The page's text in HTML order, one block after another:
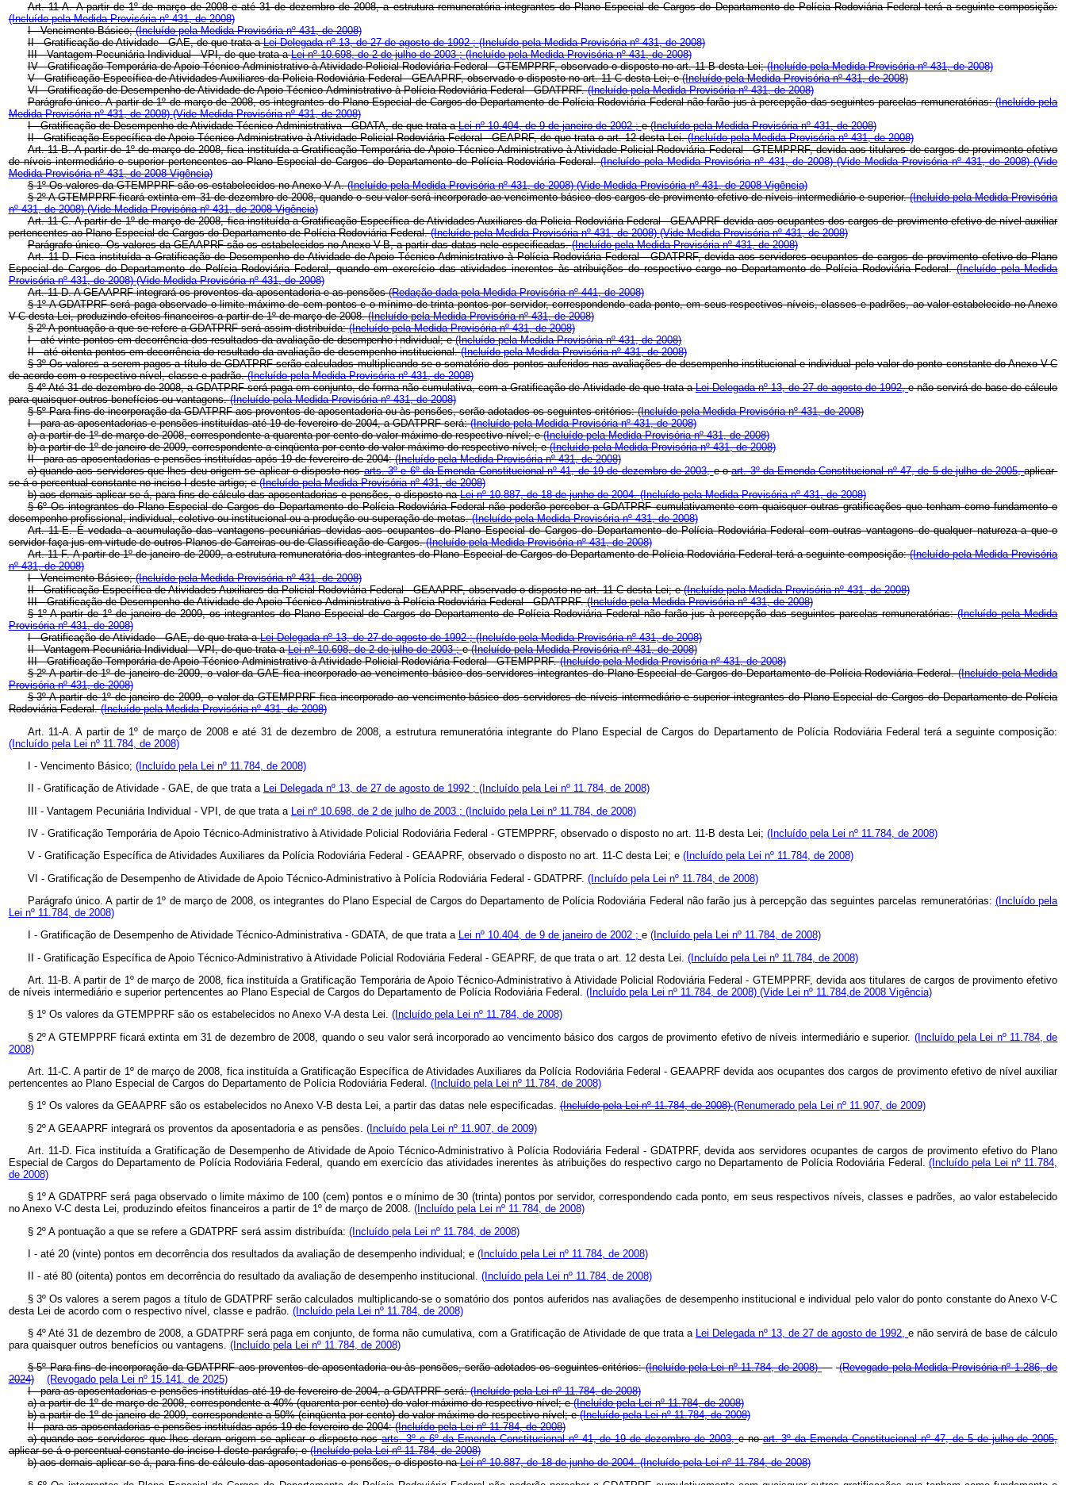
Art. 11-A.A partir de 1º de março de 2008 e até 31 de dezembro de 2008, a estrutura remuneratória integrantes do Plano Especial de Cargos do Departamento de Polícia Rodoviária Federal terá a seguinte composição:
(Incluído pela Medida Provisória nº 431, de 2008)
I - Vencimento Básico;(Incluído pela Medida Provisória nº 431, de 2008)
II - Gratificação de Atividade - GAE, de que trata aLei Delegada nº 13, de 27 de agosto de 1992 ;(Incluído pela Medida Provisória nº 431, de 2008)
III - Vantagem Pecuniária Individual - VPI, de que trata aLei nº 10.698, de 2 de julho de 2003 ;(Incluído pela Medida Provisória nº 431, de 2008)
IV - Gratificação Temporária de Apoio Técnico-Administrativo à Atividade Policial Rodoviária Federal - GTEMPPRF, observado o disposto no art. 11-B desta Lei;(Incluído pela Medida Provisória nº 431, de 2008)
V - Gratificação Específica de Atividades Auxiliares da Policia Rodoviária Federal - GEAAPRF, observado o disposto no art. 11-C desta Lei; e(Incluído pela Medida Provisória nº 431, de 2008)
VI - Gratificação de Desempenho de Atividade de Apoio Técnico-Administrativo à Polícia Rodoviária Federal - GDATPRF.(Incluído pela Medida Provisória nº 431, de 2008)
Parágrafo único. A partir de 1º de março de 2008, os integrantes do Plano Especial de Cargos do Departamento de Polícia Rodoviária Federal não farão jus à percepção das seguintes parcelas remuneratórias:(Incluído pela
Medida Provisória nº 431, de 2008)(Vide Medida Provisória nº 431, de 2008)
I - Gratificação de Desempenho de Atividade Técnico-Administrativa - GDATA, de que trata aLei nº 10.404, de 9 de janeiro de 2002 ;e(Incluído pela Medida Provisória nº 431, de 2008)
II - Gratificação Específica de Apoio Técnico-Administrativo à Atividade Policial Rodoviária Federal - GEAPRF, de que trata o art. 12 desta Lei.(Incluído pela Medida Provisória nº 431, de 2008)
Art. 11-B.A partir de 1º de março de 2008, fica instituída a Gratificação Temporária de Apoio Técnico-Administrativo à Atividade Policial Rodoviária Federal - GTEMPPRF, devida aos titulares de cargos de provimento efetivo
de níveis intermediário e superior pertencentes ao Plano Especial de Cargos do Departamento de Polícia Rodoviária Federal.(Incluído pela Medida Provisória nº 431, de 2008)(Vide Medida Provisória nº 431, de 2008)(Vide
Medida Provisória nº 431, de 2008 Vigência)
§ 1º Os valores da GTEMPPRF são os estabelecidos no Anexo V-A.(Incluído pela Medida Provisória nº 431, de 2008)(Vide Medida Provisória nº 431, de 2008 Vigência)
§ 2º A GTEMPPRF ficará extinta em 31 de dezembro de 2008, quando o seu valor será incorporado ao vencimento básico dos cargos de provimento efetivo de níveis intermediário e superior.(Incluído pela Medida Provisória
nº 431, de 2008)(Vide Medida Provisória nº 431, de 2008 Vigência)
Art. 11-C.A partir de 1º de março de 2008, fica instituída a Gratificação Específica de Atividades Auxiliares da Policia Rodoviária Federal - GEAAPRF devida aos ocupantes dos cargos de provimento efetivo de nível auxiliar
pertencentes ao Plano Especial de Cargos do Departamento de Polícia Rodoviária Federal.(Incluído pela Medida Provisória nº 431, de 2008)(Vide Medida Provisória nº 431, de 2008)
Parágrafo único. Os valores da GEAAPRF são os estabelecidos no Anexo V-B, a partir das datas nele especificadas.(Incluído pela Medida Provisória nº 431, de 2008)
Art. 11-D.Fica instituída a Gratificação de Desempenho de Atividade de Apoio Técnico-Administrativo à Polícia Rodoviária Federal - GDATPRF, devida aos servidores ocupantes de cargos de provimento efetivo do Plano
Especial de Cargos do Departamento de Polícia Rodoviária Federal, quando em exercício das atividades inerentes às atribuições do respectivo cargo no Departamento de Polícia Rodoviária Federal.(Incluído pela Medida
Provisória nº 431, de 2008)(Vide Medida Provisória nº 431, de 2008)
Art. 11-D. A GEAAPRF integrará os proventos da aposentadoria e as pensões(Redação dada pela Medida Provisória nº 441, de 2008)
§ 1º A GDATPRF será paga observado o limite máximo de cem pontos e o mínimo de trinta pontos por servidor, correspondendo cada ponto, em seus respectivos níveis, classes e padrões, ao valor estabelecido no Anexo
V-C desta Lei, produzindo efeitos financeiros a partir de 1º de março de 2008.(Incluído pela Medida Provisória nº 431, de 2008)
§ 2º A pontuação a que se refere a GDATPRF será assim distribuída:(Incluído pela Medida Provisória nº 431, de 2008)
I - até vinte pontos em decorrência dos resultados da avaliação dedesempenho individual; e(Incluído pela Medida Provisória nº 431, de 2008)
II - até oitenta pontos em decorrência do resultado da avaliação de desempenho institucional.(Incluído pela Medida Provisória nº 431, de 2008)
§ 3º Os valores a serem pagos a título de GDATPRF serão calculados multiplicando-se o somatório dos pontos auferidos nas avaliações de desempenho institucional e individual pelo valor do ponto constante do Anexo V-C
de acordo com o respectivo nível, classe e padrão.(Incluído pela Medida Provisória nº 431, de 2008)
§ 4º Até 31 de dezembro de 2008, a GDATPRF será paga em conjunto, de forma não cumulativa, com a Gratificação de Atividade de que trata aLei Delegada nº 13, de 27 de agosto de 1992,e não servirá de base de cálculo
para quaisquer outros benefícios ou vantagens.(Incluído pela Medida Provisória nº 431, de 2008)
§ 5º Para fins de incorporação da GDATPRF aos proventos de aposentadoria ou às pensões, serão adotados os seguintes critérios:(Incluído pela Medida Provisória nº 431, de 2008)
I - para as aposentadorias e pensões instituídas até 19 de fevereiro de 2004, a GDATPRF será:(Incluído pela Medida Provisória nº 431, de 2008)
a) a partir de 1º de março de 2008, correspondente a quarenta por cento do valor máximo do respectivo nível; e(Incluído pela Medida Provisória nº 431, de 2008)
b) a partir de 1º de janeiro de 2009, correspondente a cinqüenta por cento do valor máximo do respectivo nível; e(Incluído pela Medida Provisória nº 431, de 2008)
II - para as aposentadorias e pensões instituídas após 19 de fevereiro de 2004:(Incluído pela Medida Provisória nº 431, de 2008)
a) quando aos servidores que lhes deu origem se aplicar o disposto nosarts. 3º e 6º da Emenda Constitucional nº 41, de 19 de dezembro de 2003,e oart. 3º da Emenda Constitucional nº 47, de 5 de julho de 2005,aplicar-
se-á o percentual constante no inciso I deste artigo; e(Incluído pela Medida Provisória nº 431, de 2008)
b) aos demais aplicar-se-á, para fins de cálculo das aposentadorias e pensões, o disposto naLei nº 10.887, de 18 de junho de 2004.(Incluído pela Medida Provisória nº 431, de 2008)
§ 6º Os integrantes do Plano Especial de Cargos do Departamento de Polícia Rodoviária Federal não poderão perceber a GDATPRF cumulativamente com quaisquer outras gratificações que tenham como fundamento o
desempenho profissional, individual, coletivo ou institucional ou a produção ou superação de metas.(Incluído pela Medida Provisória nº 431, de 2008)
Art. 11-E.É vedada a acumulação das vantagens pecuniárias devidas aos ocupantes do Plano Especial de Cargos do Departamento de Polícia Rodoviária Federal com outras vantagens de qualquer natureza a que o
servidor faça jus em virtude de outros Planos de Carreiras ou de Classificação de Cargos.(Incluído pela Medida Provisória nº 431, de 2008)
Art. 11-F.A partir de 1º de janeiro de 2009, a estrutura remuneratória dos integrantes do Plano Especial de Cargos do Departamento de Polícia Rodoviária Federal terá a seguinte composição:(Incluído pela Medida Provisória
nº 431, de 2008)
I - Vencimento Básico;(Incluído pela Medida Provisória nº 431, de 2008)
II - Gratificação Específica de Atividades Auxiliares da Policial Rodoviária Federal - GEAAPRF, observado o disposto no art. 11-C desta Lei; e(Incluído pela Medida Provisória nº 431, de 2008)
III - Gratificação de Desempenho de Atividade de Apoio Técnico-Administrativo à Polícia Rodoviária Federal - GDATPRF.(Incluído pela Medida Provisória nº 431, de 2008)
§ 1º A partir de 1º de janeiro de 2009, os integrantes do Plano Especial de Cargos do Departamento de Polícia Rodoviária Federal não farão jus à percepção das seguintes parcelas remuneratórias:(Incluído pela Medida
Provisória nº 431, de 2008)
I - Gratificação de Atividade - GAE, de que trata aLei Delegada nº 13, de 27 de agosto de 1992 ;(Incluído pela Medida Provisória nº 431, de 2008)
II - Vantagem Pecuniária Individual - VPI, de que trata aLei nº 10.698, de 2 de julho de 2003 ;e(Incluído pela Medida Provisória nº 431, de 2008)
III - Gratificação Temporária de Apoio Técnico-Administrativo à Atividade Policial Rodoviária Federal - GTEMPPRF.(Incluído pela Medida Provisória nº 431, de 2008)
§ 2º A partir de 1º de janeiro de 2009, o valor da GAE fica incorporado ao vencimento básico dos servidores integrantes do Plano Especial de Cargos do Departamento de Polícia Rodoviária Federal.(Incluído pela Medida
Provisória nº 431, de 2008)
§ 3º A partir de 1º de janeiro de 2009, o valor da GTEMPPRF fica incorporado ao vencimento básico dos servidores de níveis intermediário e superior integrantes do Plano Especial de Cargos do Departamento de Polícia
Rodoviária Federal.(Incluído pela Medida Provisória nº 431, de 2008)
Art. 11-A. A partir de 1º de março de 2008 e até 31 de dezembro de 2008, a estrutura remuneratória integrante do Plano Especial de Cargos do Departamento de Polícia Rodoviária Federal terá a seguinte composição:
(Incluído pela Lei nº 11.784, de 2008)
I - Vencimento Básico; (Incluído pela Lei nº 11.784, de 2008)
II - Gratificação de Atividade - GAE, de que trata a Lei Delegada nº 13, de 27 de agosto de 1992 ; (Incluído pela Lei nº 11.784, de 2008)
III - Vantagem Pecuniária Individual - VPI, de que trata a
Lei nº 10.698, de 2 de julho de 2003 ; (Incluído pela Lei nº 11.784, de 2008)
IV - Gratificação Temporária de Apoio Técnico-Administrativo à Atividade Policial Rodoviária Federal - GTEMPPRF, observado o disposto no art. 11-B desta Lei; (Incluído pela Lei nº 11.784, de 2008)
V - Gratificação Específica de Atividades Auxiliares da Polícia Rodoviária Federal - GEAAPRF, observado o disposto no art. 11-C desta Lei; e (Incluído pela Lei nº 11.784, de 2008)
VI - Gratificação de Desempenho de Atividade de Apoio Técnico-Administrativo à Polícia Rodoviária Federal - GDATPRF. (Incluído pela Lei nº 11.784, de 2008)
Parágrafo único. A partir de 1º de março de 2008, os integrantes do Plano Especial de Cargos do Departamento de Polícia Rodoviária Federal não farão jus à percepção das seguintes parcelas remuneratórias:(Incluído pela
Lei nº 11.784, de 2008)
I - Gratificação de Desempenho de Atividade Técnico-Administrativa - GDATA, de que trata a Lei nº 10.404, de 9 de janeiro de 2002 ; e (Incluído pela Lei nº 11.784, de 2008)
II - Gratificação Específica de Apoio Técnico-Administrativo à Atividade Policial Rodoviária Federal - GEAPRF, de que trata o art. 12 desta Lei. (Incluído pela Lei nº 11.784, de 2008)
Art. 11-B. A partir de 1º de março de 2008, fica instituída a Gratificação Temporária de Apoio Técnico-Administrativo à Atividade Policial Rodoviária Federal - GTEMPPRF, devida aos titulares de cargos de provimento efetivo
de níveis intermediário e superior pertencentes ao Plano Especial de Cargos do Departamento de Polícia Rodoviária Federal. (Incluído pela Lei nº 11.784, de 2008) (Vide Lei nº 11.784,de 2008 Vigência)
§ 1º Os valores da GTEMPPRF são os estabelecidos no Anexo V-A desta Lei. (Incluído pela Lei nº 11.784, de 2008)
§ 2º A GTEMPPRF ficará extinta em 31 de dezembro de 2008, quando o seu valor será incorporado ao vencimento básico dos cargos de provimento efetivo de níveis intermediárioe superior. (Incluído pela Lei nº 11.784, de
2008)
Art. 11-C. A partir de 1º de março de 2008, fica instituída a Gratificação Específica de Atividades Auxiliares da Polícia Rodoviária Federal - GEAAPRF devida aos ocupantes dos cargos de provimento efetivo de nível auxiliar
pertencentes ao Plano Especial de Cargos do Departamento de Polícia Rodoviária Federal. (Incluído pela Lei nº 11.784, de 2008)
§ 1º Os valores da GEAAPRF são os estabelecidos no Anexo V-B desta Lei, a partir das datas nele especificadas.(Incluído pela Lei nº 11.784, de 2008)(Renumerado pela Lei nº 11.907, de 2009)
§ 2º A GEAAPRF integrará os proventos da aposentadoria e as pensões. (Incluído pela Lei nº 11.907, de 2009)
Art. 11-D. Fica instituída a Gratificação de Desempenho de Atividade de Apoio Técnico-Administrativo à Polícia Rodoviária Federal - GDATPRF, devida aos servidores ocupantes de cargos de provimento efetivo do Plano
Especial de Cargos do Departamento de Polícia Rodoviária Federal, quando em exercício das atividades inerentes às atribuições do respectivo cargo no Departamento de Polícia Rodoviária Federal.(Incluído pela Lei nº 11.784,
de 2008)
§ 1º A GDATPRF será paga observado o limite máximo de 100 (cem) pontos e o mínimo de 30 (trinta) pontos por servidor, correspondendo cada ponto, em seus respectivos níveis, classes e padrões, ao valor estabelecido
no Anexo V-C desta Lei, produzindo efeitos financeiros a partir de 1º de março de 2008. (Incluído pela Lei nº 11.784, de 2008)
§ 2º A pontuação a que se refere a GDATPRF será assim distribuída: (Incluído pela Lei nº 11.784, de 2008)
I - até 20 (vinte) pontos em decorrência dos resultados da avaliação de desempenho individual; e (Incluído pela Lei nº 11.784, de 2008)
II - até 80 (oitenta) pontos em decorrência do resultado da avaliação de desempenho institucional. (Incluído pela Lei nº 11.784, de 2008)
§ 3º Os valores a serem pagos a título de GDATPRF serão calculados multiplicando-se o somatório dos pontos auferidos nas avaliações de desempenho institucional e individual pelo valor do ponto constante do Anexo V-C
desta Lei de acordo com o respectivo nível, classe e padrão. (Incluído pela Lei nº 11.784, de 2008)
§ 4º Até 31 de dezembro de 2008, a GDATPRF será paga em conjunto, de forma não cumulativa, com a Gratificação de Atividade de que trata a Lei Delegada nº 13, de 27 de agosto de 1992,e não servirá de base de cálculo
para quaisquer outros benefícios ou vantagens. (Incluído pela Lei nº 11.784, de 2008)
§ 5º Para fins de incorporação da GDATPRF aos proventos de aposentadoria ou às pensões, serão adotados os seguintes critérios:(Incluído pela Lei nº 11.784, de 2008)
(Revogado pela Medida Provisória nº 1.286, de
2024)
(Revogado pela Lei nº 15.141, de 2025)
I - para as aposentadorias e pensões instituídas até 19 de fevereiro de 2004, a GDATPRF será:(Incluído pela Lei nº 11.784, de 2008)
a) a partir de 1º de março de 2008, correspondente a 40% (quarenta por cento) do valor máximo do respectivo nível; e(Incluído pela Lei nº 11.784, de 2008)
b) a partir de 1º de janeiro de 2009, correspondente a 50% (cinqüenta por cento) do valor máximo do respectivo nível; e(Incluído pela Lei nº 11.784, de 2008)
II - para as aposentadorias e pensões instituídas após 19 de fevereiro de 2004:(Incluído pela Lei nº 11.784, de 2008)
a) quando aos servidores que lhes deram origem se aplicar o disposto nosarts. 3º e 6º da Emenda Constitucional nº 41, de 19 de dezembro de 2003,e noart. 3º da Emenda Constitucional nº 47, de 5 de julho de 2005,
aplicar-se-á o percentual constante do inciso I deste parágrafo; e(Incluído pela Lei nº 11.784, de 2008)
b) aos demais aplicar-se-á, para fins de cálculo das aposentadorias e pensões, o disposto naLei nº 10.887, de 18 de junho de 2004.(Incluído pela Lei nº 11.784, de 2008)